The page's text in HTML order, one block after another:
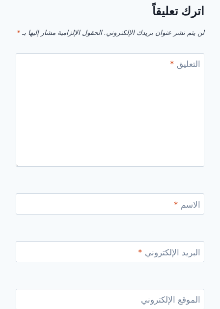
اترك تعليقاً
لن يتم نشر عنوان بريدك الإلكتروني. الحقول الإلزامية مشار إليها بـ *
التعليق *
الاسم *
البريد الإلكتروني *
الموقع الإلكتروني